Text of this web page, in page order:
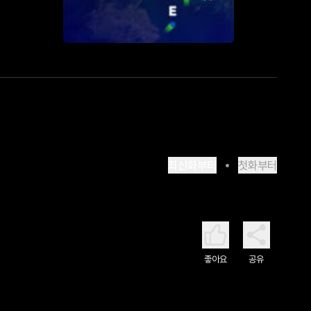
첫화부터
좋아요 공유